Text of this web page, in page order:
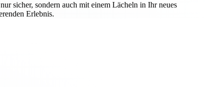
sicher, sondern auch mit einem Lächeln in Ihr neues
Erlebnis.